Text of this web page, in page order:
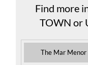
Find more
TOWN or
The Mar Menor